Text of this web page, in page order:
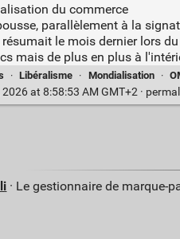
du commerce
parallèlement à la
résumait le mois dernier lors
mais de plus en plus à
· Libéralisme · Mondialisation ·
at 8:58:53 AM GMT+2 ·
· Le gestionnaire de marque-